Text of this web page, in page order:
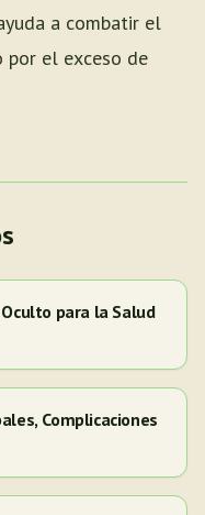
a combatir el
por el exceso de
para la Salud
Complicaciones